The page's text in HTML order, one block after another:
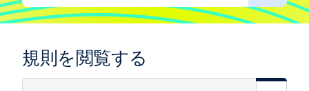
規則を閲覧する